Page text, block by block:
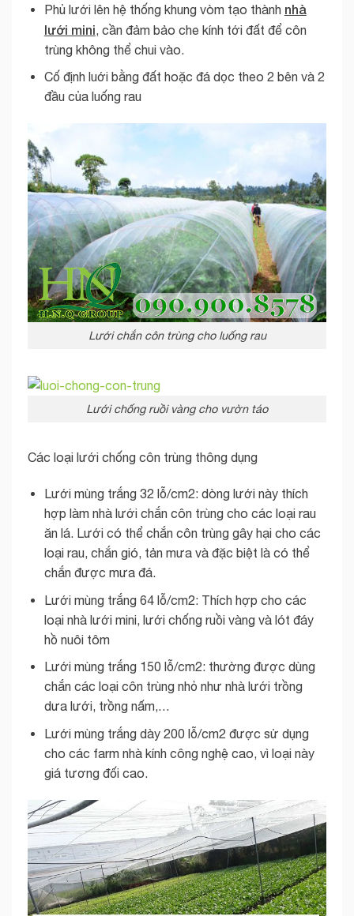
Phủ lưới lên hệ thống khung vòm tạo thành nhà
lưới mini , cần đảm bảo che kính tới đất để côn
trùng không thể chui vào.
Cố định luới bằng đất hoặc đá dọc theo 2 bên và 2
đầu của luống rau
Lưới chắn côn trùng cho luống rau
Lưới chống ruồi vàng cho vườn táo
Các loại lưới chống côn trùng thông dụng
Lưới mùng trắng 32 lỗ/cm2: dòng lưới này thích
hợp làm nhà lưới chắn côn trùng cho các loại rau
ăn lá. Lưới có thể chắn côn trùng gây hại cho các
loại rau, chắn gió, tản mưa và đặc biệt là có thể
chắn được mưa đá.
Lưới mùng trắng 64 lỗ/cm2: Thích hợp cho các
loại nhà lưới mini, lưới chống ruồi vàng và lót đáy
hồ nuôi tôm
Lưới mùng trắng 150 lỗ/cm2: thường được dùng
chắn các loại côn trùng nhỏ như nhà lưới trồng
dưa lưới, trồng nấm,…
Lưới mùng trắng dày 200 lỗ/cm2 được sử dụng
cho các farm nhà kính công nghệ cao, vì loại này
giá tương đối cao.